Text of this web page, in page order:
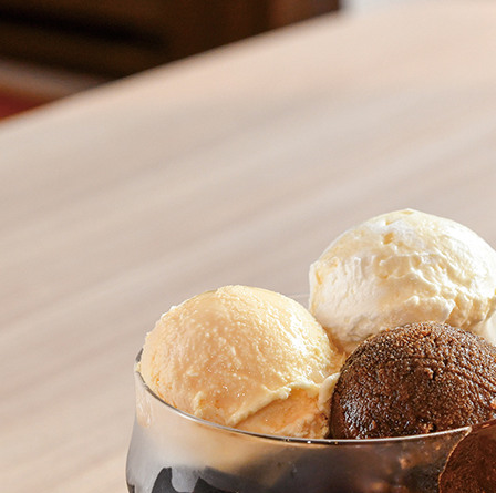
私と店のはなし
今月の京みやげ
CULTURE
すべて
関西で開催。
おすすめの展覧会